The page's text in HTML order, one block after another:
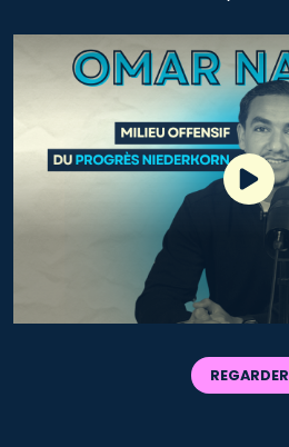
REGARDER